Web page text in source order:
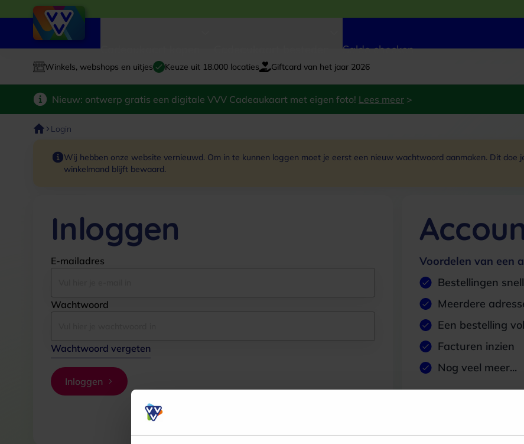
Saldo checken
Winkels, webshops en uitjes Keuze uit 18.000 locaties Giftcard van het jaar 2026
Nieuw: ontwerp gratis een digitale VVV Cadeaukaart met eigen foto! Lees meer >
Login
Wij hebben onze website vernieuwd. Om in te kunnen loggen moet je eerst een nieuw wachtwoord aanmaken. Dit doe
winkelmand blijft bewaard.
Inloggen
E-mailadres
Wachtwoord
Wachtwoord vergeten
Inloggen
Voordelen van een
Bestellingen
Meerdere
Een bestelling
Facturen inzien
Nog veel meer...